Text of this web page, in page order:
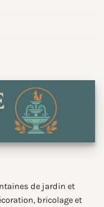
de jardin et
bricolage et